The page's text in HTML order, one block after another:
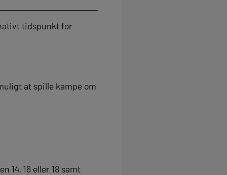
tidspunkt for
at spille kampe om
14, 16 eller 18 samt